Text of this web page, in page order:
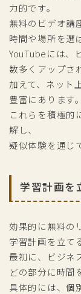
力的です。
無料のビデオ講
時間や場所を選
YouTubeには、
数多くアップさ
加えて、ネット
豊富にあります。
これらを積極的
解し、
疑似体験を通じ
学習計画を
効果的に無料の
学習計画を立て
最初に、ビジネ
どの部分に時間
具体的には、個